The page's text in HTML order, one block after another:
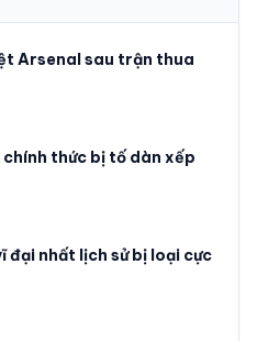
Arsenal sau trận thua
thức bị tố dàn xếp
đại nhất lịch sử bị loại cực